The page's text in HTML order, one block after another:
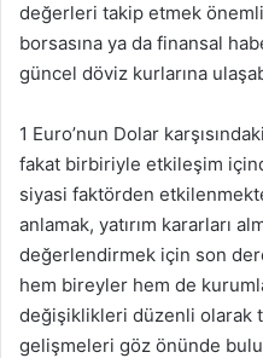
değerleri takip etmek
borsasına ya da finansal
güncel döviz kurlarına
1 Euro’nun Dolar
fakat birbiriyle etkileşim
siyasi faktörden
anlamak, yatırım kararları
değerlendirmek için son
hem bireyler hem de
değişiklikleri düzenli olarak
gelişmeleri göz önünde